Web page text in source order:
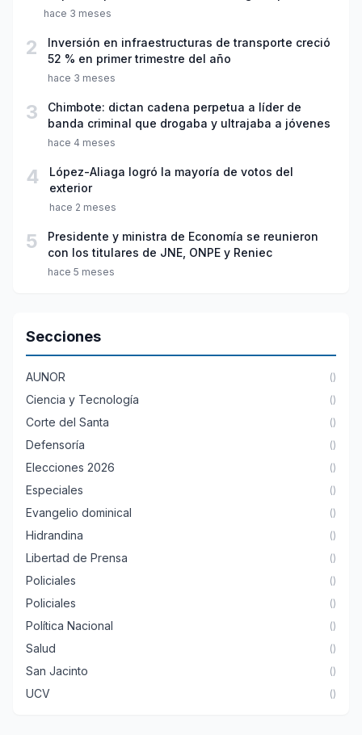
violación sexual y tentativa de feminicidio
hace 3 meses
2
Inversión en infraestructuras de transporte creció
52 % en primer trimestre del año
hace 3 meses
3
Chimbote: dictan cadena perpetua a líder de
banda criminal que drogaba y ultrajaba a jóvenes
hace 4 meses
4
López-Aliaga logró la mayoría de votos del
exterior
hace 2 meses
5
Presidente y ministra de Economía se reunieron
con los titulares de JNE, ONPE y Reniec
hace 5 meses
Secciones
AUNOR ()
Ciencia y Tecnología ()
Corte del Santa ()
Defensoría ()
Elecciones 2026 ()
Especiales ()
Evangelio dominical ()
Hidrandina ()
Libertad de Prensa ()
Policiales ()
Policiales ()
Política Nacional ()
Salud ()
San Jacinto ()
UCV ()